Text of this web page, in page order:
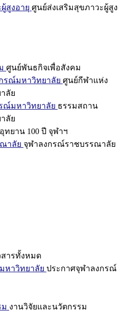
สูงอายุ ศูนย์ส่งเสริมสุขภาวะผู้สูง
ศูนย์พันธกิจเพื่อสังคม
รณ์มหาวิทยาลัย ศูนย์กีฬาแห่ง
ลัย
ณ์มหาวิทยาลัย ธรรมสถาน
ลัย
อุทยาน 100 ปี จุฬาฯ
าลัย จุฬาลงกรณ์ราชบรรณาลัย
ารทั้งหมด
หาวิทยาลัย ประกาศจุฬาลงกรณ์
งานวิจัยและนวัตกรรม